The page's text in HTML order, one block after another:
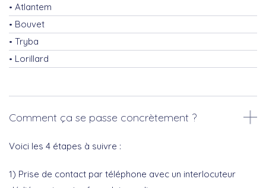
Atlantem
Bouvet
Tryba
Lorillard
Comment ça se passe concrètement ?
Voici les 4 étapes à suivre :
1) Prise de contact par téléphone avec un interlocuteur